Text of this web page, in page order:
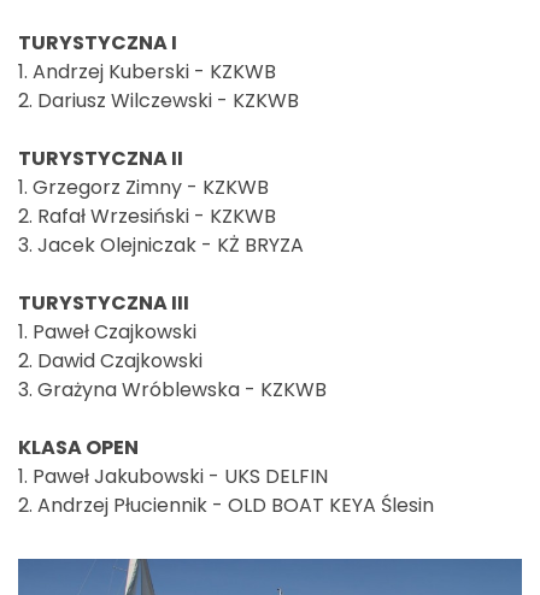
TURYSTYCZNA I
1. Andrzej Kuberski - KZKWB
2. Dariusz Wilczewski - KZKWB
TURYSTYCZNA II
1. Grzegorz Zimny - KZKWB
2. Rafał Wrzesiński - KZKWB
3. Jacek Olejniczak - KŻ BRYZA
TURYSTYCZNA III
1. Paweł Czajkowski
2. Dawid Czajkowski
3. Grażyna Wróblewska - KZKWB
KLASA OPEN
1. Paweł Jakubowski - UKS DELFIN
2. Andrzej Płuciennik - OLD BOAT KEYA Ślesin